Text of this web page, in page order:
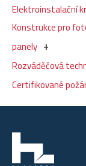
Elektroinstalační
Konstrukce pro
panely
Rozváděčová
Certifikované